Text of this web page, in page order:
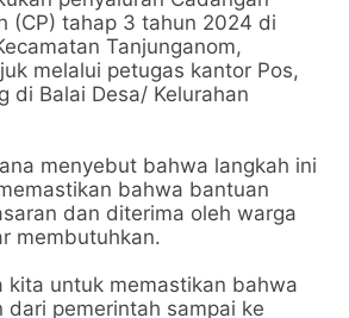
(CP) tahap 3 tahun 2024 di
Tanjunganom,
melalui petugas kantor Pos,
di Balai Desa/ Kelurahan
menyebut bahwa langkah ini
bahwa bantuan
dan diterima oleh warga
membutuhkan.
kita untuk memastikan bahwa
dari pemerintah sampai ke